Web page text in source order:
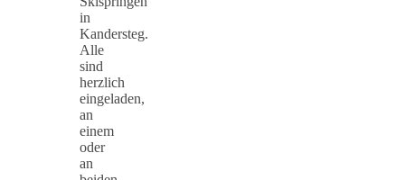
in
Kandersteg.
Alle
sind
herzlich
eingeladen,
an
einem
oder
an